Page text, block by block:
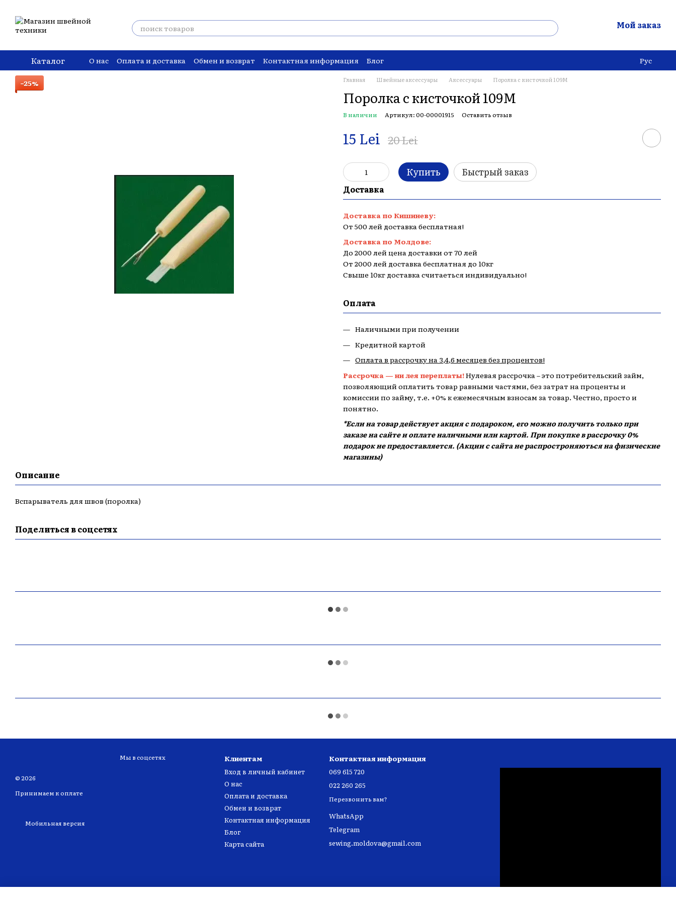
Мой заказ
Каталог О нас Оплата и доставка Обмен и возврат Контактная информация Блог Рус
−25% Главная Швейные аксессуары Аксессуары Поролка с кисточкой 109M
Поролка с кисточкой 109M
В наличии Артикул: 00-00001915 Оставить отзыв
15 Lei 20 Lei
Купить Быстрый заказ
Доставка
Доставка по Кишиневу:
От 500 лей доставка бесплатная!
Доставка по Молдове:
До 2000 лей цена доставки от 70 лей
От 2000 лей доставка бесплатная до 10кг
Свыше 10кг доставка считаеться индивидуально!
Оплата
Наличными при получении
Кредитной картой
Оплата в рассрочку на 3,4,6 месяцев без процентов!
Рассрочка — ни лея переплаты!Нулевая рассрочка – это потребительский займ,
позволяющий оплатить товар равными частями, без затрат на проценты и
комиссии по займу, т.е. +0% к ежемесячным взносам за товар. Честно, просто и
понятно.
*Если на товар действует акция с подароком, его можно получить только при
заказе на сайте и оплате наличными или картой. При покупке в рассрочку 0%
подарок не предоставляется. (Акции с сайта не распростроняються на физические
магазины)
Описание
Вспарыватель для швов (поролка)
Поделиться в соцсетях
© 2026
Принимаем к оплате
Мобильная версия
Мы в соцсетях Клиентам
Вход в личный кабинет
О нас
Оплата и доставка
Обмен и возврат
Контактная информация
Блог
Карта сайта
Контактная информация
069 615 720
022 260 265
Перезвонить вам?
WhatsApp
Telegram
sewing.moldova@gmail.com